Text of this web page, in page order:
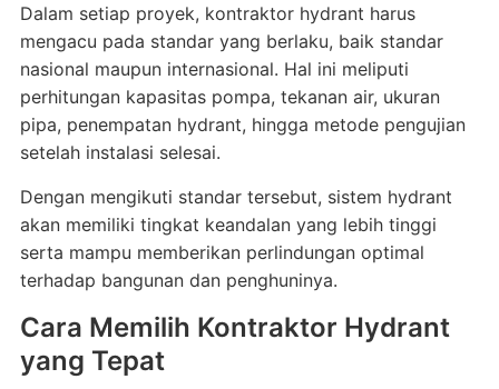
Dalam setiap proyek, kontraktor hydrant harus
mengacu pada standar yang berlaku, baik standar
nasional maupun internasional. Hal ini meliputi
perhitungan kapasitas pompa, tekanan air, ukuran
pipa, penempatan hydrant, hingga metode pengujian
setelah instalasi selesai.
Dengan mengikuti standar tersebut, sistem hydrant
akan memiliki tingkat keandalan yang lebih tinggi
serta mampu memberikan perlindungan optimal
terhadap bangunan dan penghuninya.
Cara Memilih Kontraktor Hydrant
yang Tepat